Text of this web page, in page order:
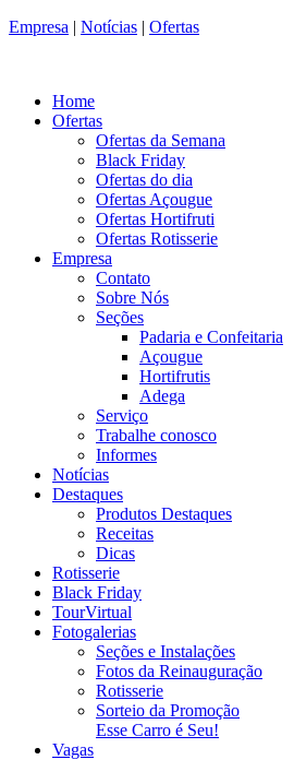
Empresa | Notícias | Ofertas
Home
Ofertas
Ofertas da Semana
Black Friday
Ofertas do dia
Ofertas Açougue
Ofertas Hortifruti
Ofertas Rotisserie
Empresa
Contato
Sobre Nós
Seções
Padaria e Confeitaria
Açougue
Hortifrutis
Adega
Serviço
Trabalhe conosco
Informes
Notícias
Destaques
Produtos Destaques
Receitas
Dicas
Rotisserie
Black Friday
TourVirtual
Fotogalerias
Seções e Instalações
Fotos da Reinauguração
Rotisserie
Sorteio da Promoção
Esse Carro é Seu!
Vagas